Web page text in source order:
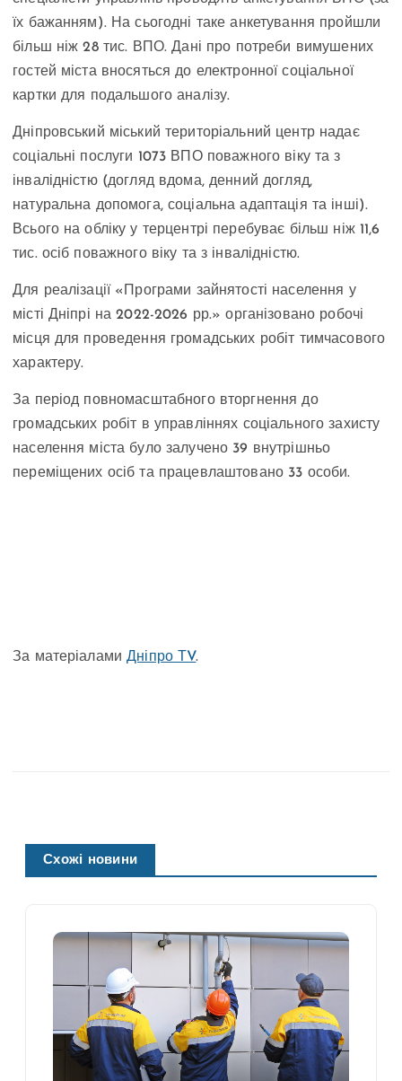
їх бажанням). На сьогодні таке анкетування пройшли
більш ніж 28 тис. ВПО. Дані про потреби вимушених
гостей міста вносяться до електронної соціальної
картки для подальшого аналізу.
Дніпровський міський територіальний центр надає
соціальні послуги 1073 ВПО поважного віку та з
інвалідністю (догляд вдома, денний догляд,
натуральна допомога, соціальна адаптація та інші).
Всього на обліку у терцентрі перебуває більш ніж 11,6
тис. осіб поважного віку та з інвалідністю.
Для реалізації «Програми зайнятості населення у
місті Дніпрі на 2022-2026 рр.» організовано робочі
місця для проведення громадських робіт тимчасового
характеру.
За період повномасштабного вторгнення до
громадських робіт в управліннях соціального захисту
населення міста було залучено 39 внутрішньо
переміщених осіб та працевлаштовано 33 особи.
За матеріаламиДніпро ТV.
Схожі новини